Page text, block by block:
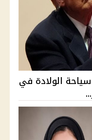
الولادة في